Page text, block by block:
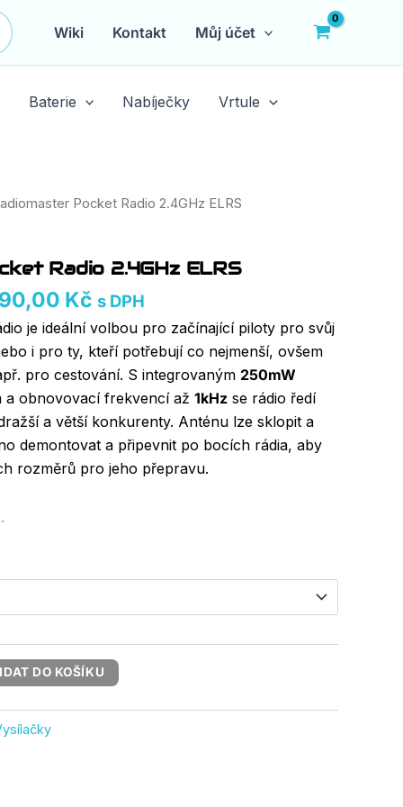
Wiki Kontakt Můj účet
Baterie Nabíječky Vrtule
Pocket Radio 2.4GHz ELRS
Radio 2.4GHz ELRS
Kč
Rozpětí
až
1790,00 Kč
s DPH
je ideální volbou pro začínající piloty pro svůj
i pro ty, kteří potřebují co nejmenší, ovšem
pro cestování. S integrovaným 250mW
a obnovovací frekvencí až 1kHz se rádio ředí
a větší konkurenty. Anténu lze sklopit a
demontovat a připevnit po bocích rádia, aby
rozměrů pro jeho přepravu.
DO KOŠÍKU